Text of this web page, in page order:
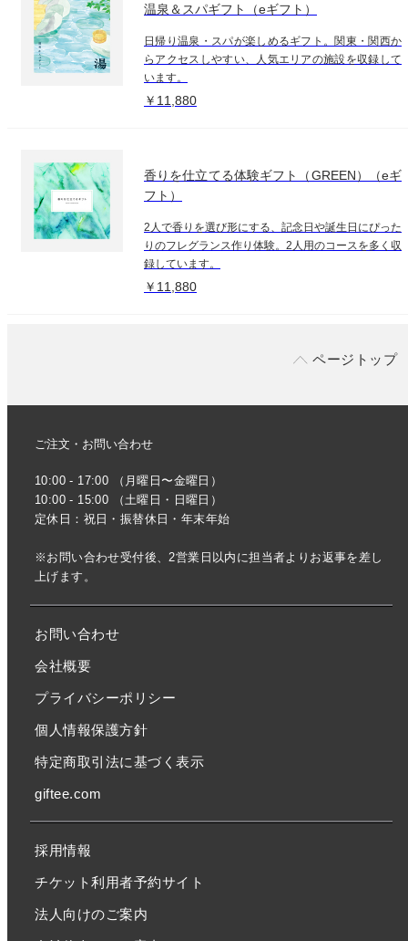
温泉＆スパギフト（eギフト）
日帰り温泉・スパが楽しめるギフト。関東・関西か
らアクセスしやすい、人気エリアの施設を収録して
います。
￥11,880
香りを仕立てる体験ギフト（GREEN）（eギ
フト）
2人で香りを選び形にする、記念日や誕生日にぴった
りのフレグランス作り体験。2人用のコースを多く収
録しています。
￥11,880
ページトップ
ご注文・お問い合わせ
10:00 - 17:00 （月曜日〜金曜日）
10:00 - 15:00 （土曜日・日曜日）
定休日：祝日・振替休日・年末年始
※お問い合わせ受付後、2営業日以内に担当者よりお返事を差し
上げます。
お問い合わせ
会社概要
プライバシーポリシー
個人情報保護方針
特定商取引法に基づく表示
giftee.com
採用情報
チケット利用者予約サイト
法人向けのご案内